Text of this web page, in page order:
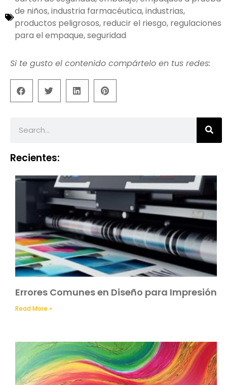
de niños,industria farmacéutica,industrias,
productos peligrosos, reducir el riesgo, regulaciones
para el empaque,seguridad
Si te gusto el contenido compártelo en tus redes:
Recientes:
Errores Comunes en Diseño para Impresión
Read More »